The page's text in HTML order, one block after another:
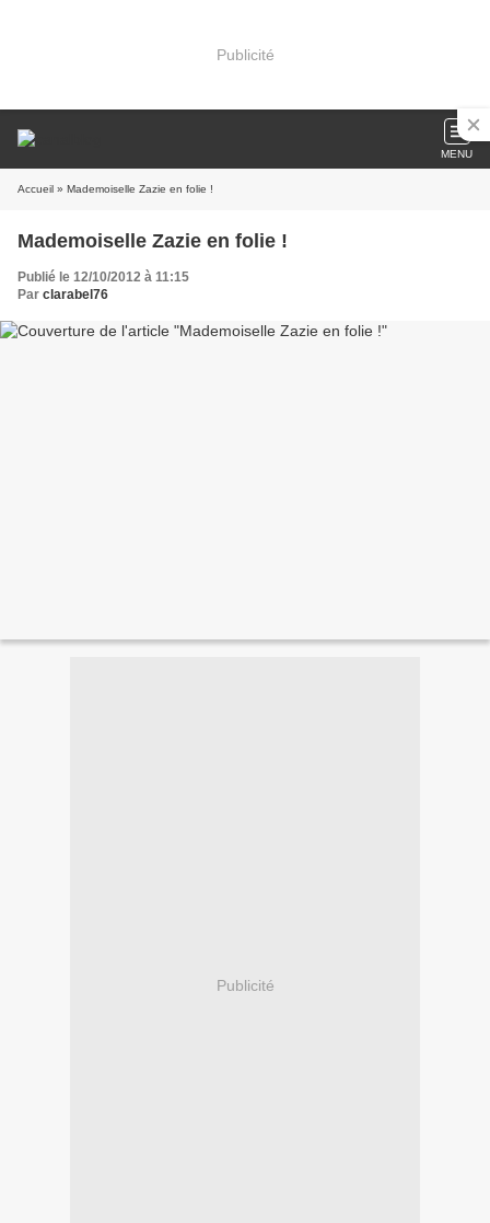
Publicité
MENU
Accueil » Mademoiselle Zazie en folie !
Mademoiselle Zazie en folie !
Publié le 12/10/2012 à 11:15
Par clarabel76
Publicité